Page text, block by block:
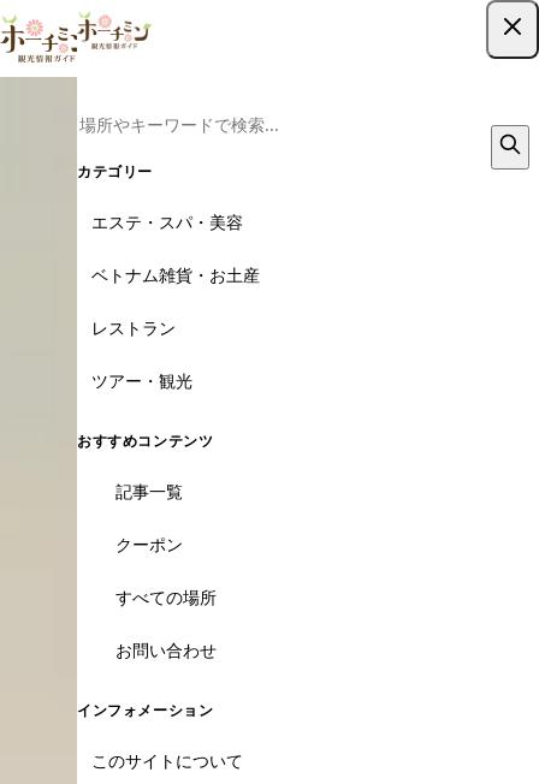
カテゴリー
エステ・スパ・美容
ベトナム雑貨・お土産
レストラン
ツアー・観光
おすすめコンテンツ
記事一覧
クーポン
すべての場所
お問い合わせ
インフォメーション
このサイトについて